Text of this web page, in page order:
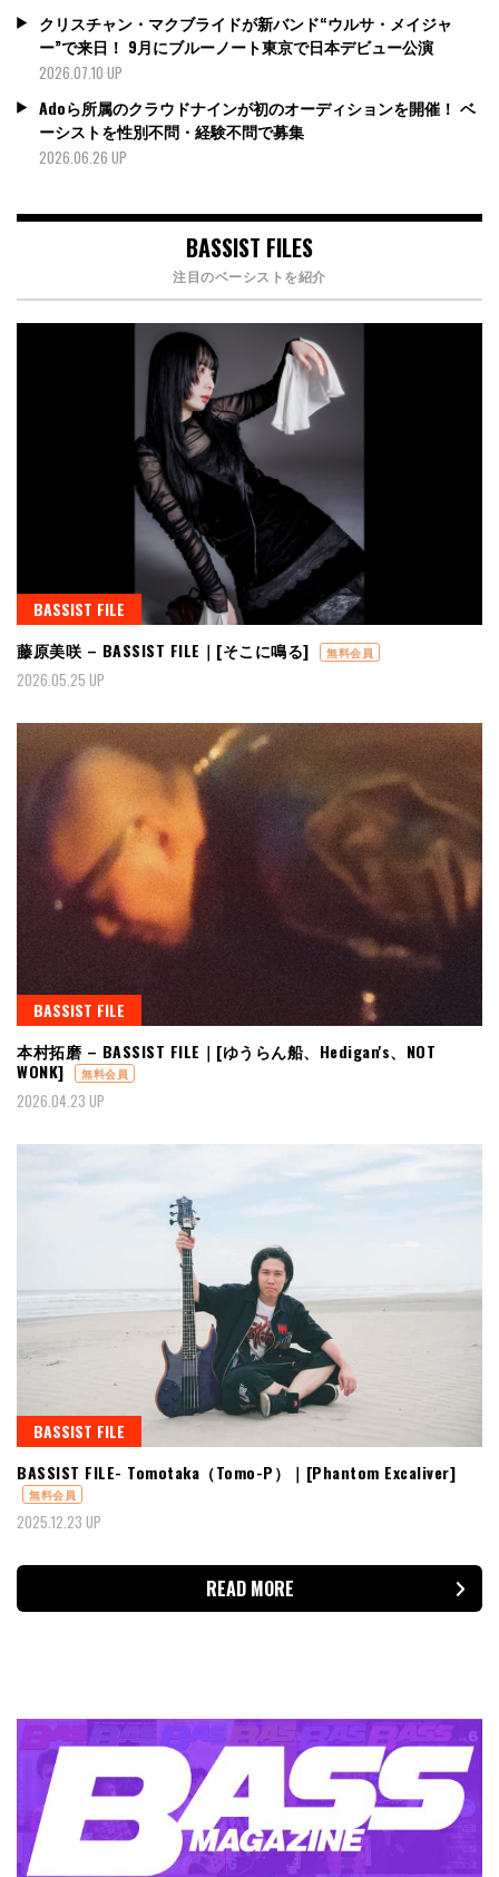
クリスチャン・マクブライドが新バンド“ウルサ・メイジャ
ー”で来日！ 9月にブルーノート東京で日本デビュー公演
2026.07.10 UP
Adoら所属のクラウドナインが初のオーディションを開催！ ベ
ーシストを性別不問・経験不問で募集
2026.06.26 UP
BASSIST FILES
注目のベーシストを紹介
BASSIST FILE
藤原美咲 – BASSIST FILE｜[そこに鳴る]
無料会員
2026.05.25 UP
BASSIST FILE
本村拓磨 – BASSIST FILE｜[ゆうらん船、Hedigan's、NOT
WONK]
無料会員
2026.04.23 UP
BASSIST FILE
BASSIST FILE- Tomotaka（Tomo-P）｜[Phantom Excaliver]
無料会員
2025.12.23 UP
READ MORE